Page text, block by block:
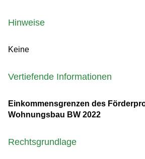
Hinweise
Keine
Vertiefende Informationen
Einkommensgrenzen des
Wohnungsbau BW 2022
Rechtsgrundlage